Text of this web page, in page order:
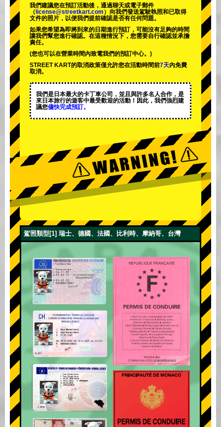
我們建議您在預訂活動後，通過聊天或電子郵件
（ license@streetkart.com ）向我們發送駕駛執照和已取得
文件的照片，以便我們提前確認是否有任何問題。
如果您希望為即將到來的日期進行預訂，可能沒有足夠的時間
讓我們幫您進行確認。在這種情況下，您需要自行確認並承擔
責任。
(您也可以在營業時間內致電我們的預訂中心。)
STREET KART的取消政策僅允許您在活動時間前7天內免費
取消。
我們是日本最大的卡丁車公司，並且與許多名人合作，是
來日本旅行的遊客中最受歡迎的活動 ！因此，我們強烈建
議您儘快完成預訂。
駕照類型[1] 瑞士、德國、法國、比利時、摩納哥、台灣